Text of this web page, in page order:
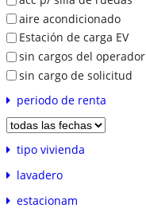
aire acondicionado
Estación de carga EV
sin cargos del operador
sin cargo de solicitud
periodo de renta
tipo vivienda
lavadero
estacionam